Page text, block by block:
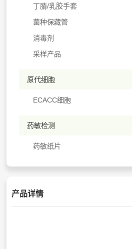
丁腈/乳胶手套
菌种保藏管
消毒剂
采样产品
原代细胞
ECACC细胞
药敏检测
药敏纸片
产品详情